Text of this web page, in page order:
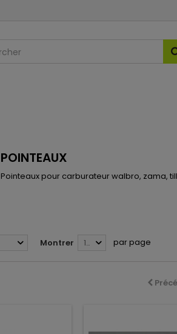
POINTEAUX
Pointeaux pour carburateur walbro, zama,
Montrer 12 par page